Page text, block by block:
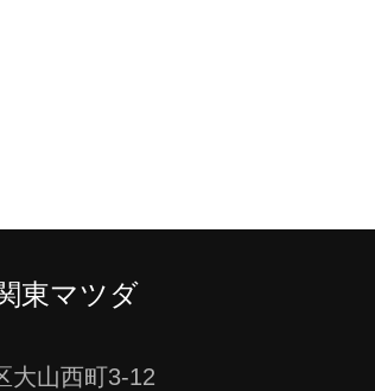
東マツダ
大山西町3-12